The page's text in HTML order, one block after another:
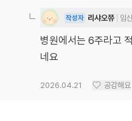
작성자 리샤오쮸 임
병원에서는 6주라고
네요
2026.04.21 공감해요